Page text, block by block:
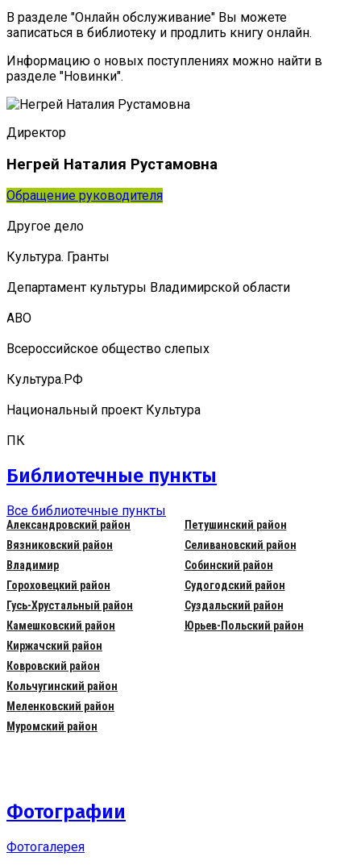
В разделе "Онлайн обслуживание" Вы можете
записаться в библиотеку и продлить книгу онлайн.
Информацию о новых поступлениях можно найти в
разделе "Новинки".
Директор
Негрей Наталия Рустамовна
Обращение руководителя
Другое дело
Культура. Гранты
Департамент культуры Владимирской области
АВО
Всероссийское общество слепых
Культура.РФ
Национальный проект Культура
ПК
Библиотечные пункты
Все библиотечные пункты
Александровский район
Вязниковский район
Владимир
Гороховецкий район
Гусь-Хрустальный район
Камешковский район
Киржачский район
Ковровский район
Кольчугинский район
Меленковский район
Муромский район
Петушинский район
Селивановский район
Собинский район
Судогодский район
Суздальский район
Юрьев-Польский район
Фотографии
Фотогалерея